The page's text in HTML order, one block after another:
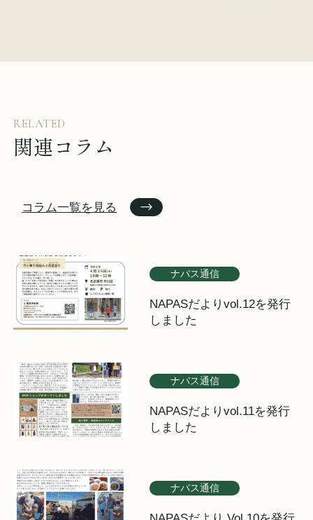
RELATED
関連コラム
コラム一覧を見る
ナパス通信
NAPASだよりvol.12を発行
しました
ナパス通信
NAPASだよりvol.11を発行
しました
ナパス通信